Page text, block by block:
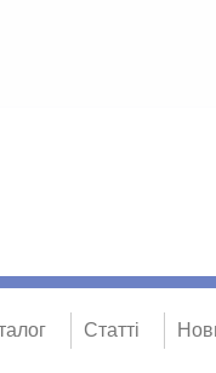
Статті